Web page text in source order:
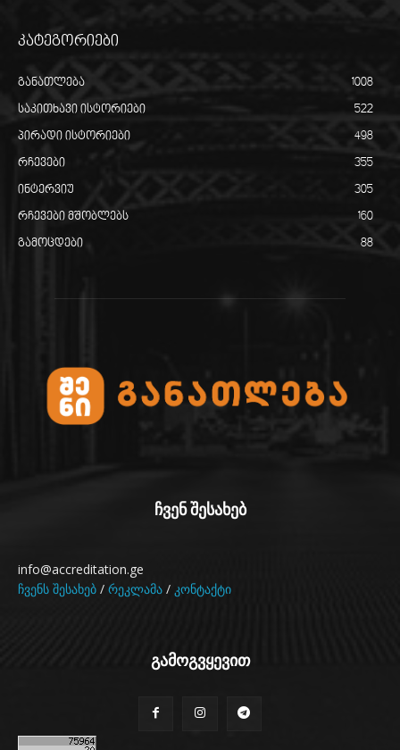
კატეგორიები
განათლება 1008
საკითხავი ისტორიები 522
პირადი ისტორიები 498
რჩევები 355
ინტერვიუ 305
რჩევები მშობლებს 160
გამოცდები 88
ჩვენ შესახებ
info@accreditation.ge
ჩვენს შესახებ / რეკლამა / კონტაქტი
გამოგვყევით